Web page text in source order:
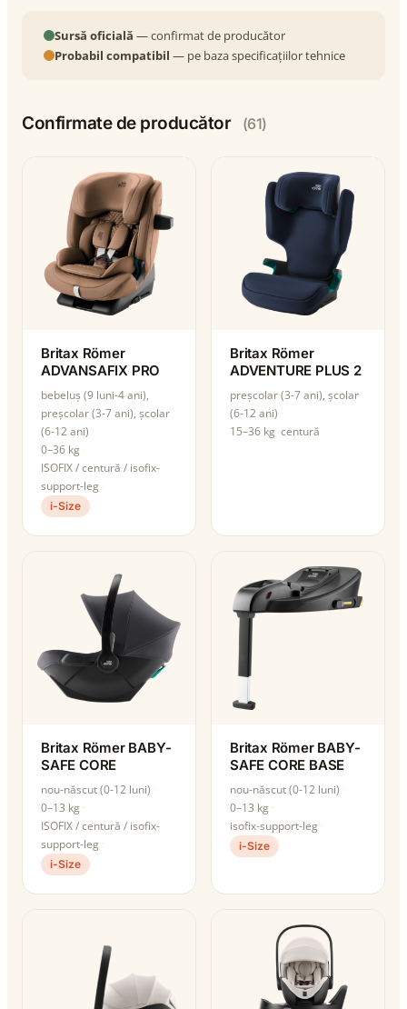
Sursă oficială — confirmat de producător
Probabil compatibil — pe baza specificațiilor tehnice
Confirmate de producător (61)
Britax Römer
ADVANSAFIX PRO
bebeluș (9 luni-4 ani),
preșcolar (3-7 ani), școlar
(6-12 ani)
0–36 kg
ISOFIX / centură / isofix-
support-leg
i-Size
Britax Römer
ADVENTURE PLUS 2
preșcolar (3-7 ani), școlar
(6-12 ani)
15–36 kg centură
Britax Römer BABY-
SAFE CORE
nou-născut (0-12 luni)
0–13 kg
ISOFIX / centură / isofix-
support-leg
i-Size
Britax Römer BABY-
SAFE CORE BASE
nou-născut (0-12 luni)
0–13 kg
isofix-support-leg
i-Size